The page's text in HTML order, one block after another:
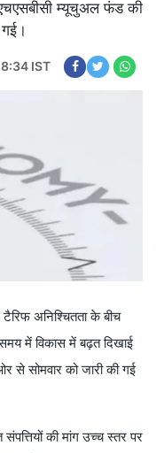
म्यूचुअल फंड की
IST
अनिश्चितता के बीच
में विकास में बढ़त दिखाई
से सोमवार को जारी की गई
संपत्तियों की मांग उच्च स्तर पर